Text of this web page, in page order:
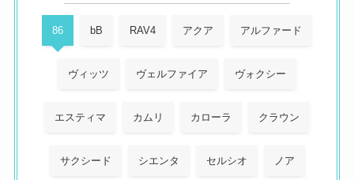
86 bB RAV4 アクア アルファード
ヴィッツ ヴェルファイア ヴォクシー
エスティマ カムリ カローラ クラウン
サクシード シエンタ セルシオ ノア